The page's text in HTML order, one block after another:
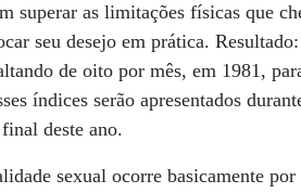
superar as limitações físicas que
seu desejo em prática.
de oito por mês, em 1981,
índices serão apresentados
deste ano.
sexual ocorre basicamente